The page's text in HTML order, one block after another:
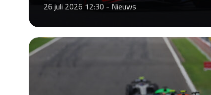
26 juli 2026 12:30 -Nieuws